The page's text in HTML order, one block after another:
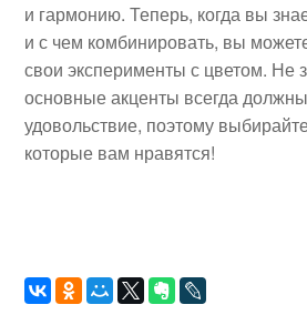
и гармонию. Теперь, когда вы
и с чем комбинировать, вы
свои эксперименты с цветом. Не
основные акценты всегда
удовольствие, поэтому
которые вам нравятся!